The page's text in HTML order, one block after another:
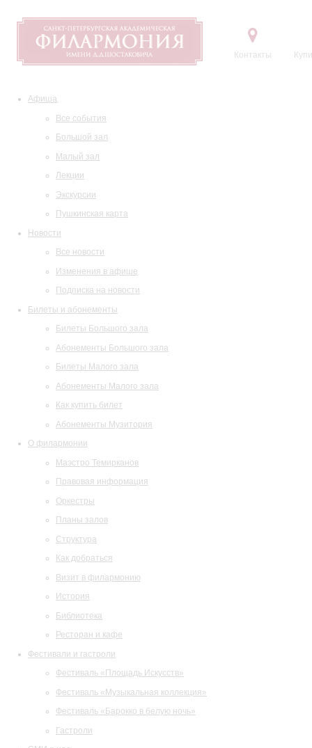
Контакты
Афиша
Все события
Большой зал
Малый зал
Лекции
Экскурсии
Пушкинская карта
Новости
Все новости
Изменения в афише
Подписка на новости
Билеты и абонементы
Билеты Большого зала
Абонементы Большого зала
Билеты Малого зала
Абонементы Малого зала
Как купить билет
Абонементы Музитория
О филармонии
Маэстро Темирканов
Правовая информация
Оркестры
Планы залов
Структура
Как добраться
Визит в филармонию
История
Библиотека
Ресторан и кафе
Фестивали и гастроли
Фестиваль «Площадь Искусств»
Фестиваль «Музыкальная коллекция»
Фестиваль «Барокко в белую ночь»
Гастроли